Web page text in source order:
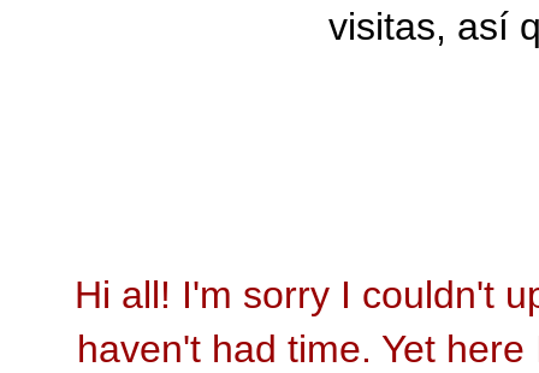
visitas, así
Hi all! I'm sorry I couldn't
haven't had time. Yet